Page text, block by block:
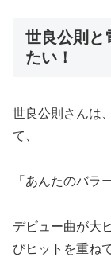
世良公則と
たい！
世良公則さんは
て、
「あんたのバラ
デビュー曲が大
びヒットを重ね